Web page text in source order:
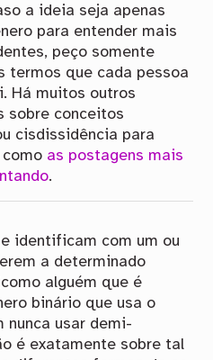
a ideia seja apenas
para entender mais
peço somente
termos que cada pessoa
Há muitos outros
sobre conceitos
cisdissidência para
as postagens mais
.
identificam com um ou
a determinado
alguém que é
binário que usa o
nunca usar demi-
é exatamente sobre tal